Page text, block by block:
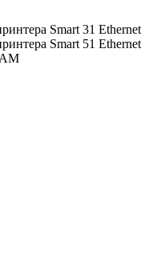
Smart 31 Ethernet
Smart 51 Ethernet